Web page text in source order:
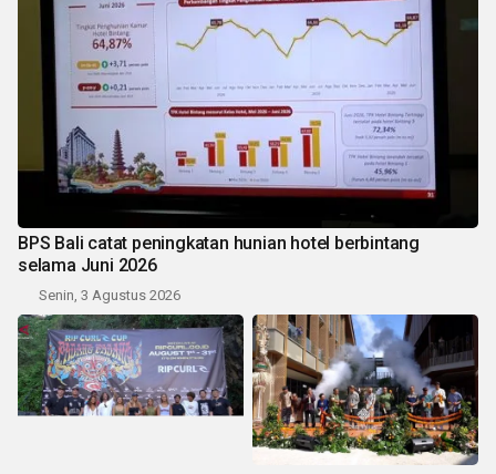
BPS Bali catat peningkatan hunian hotel berbintang
selama Juni 2026
Senin, 3 Agustus 2026